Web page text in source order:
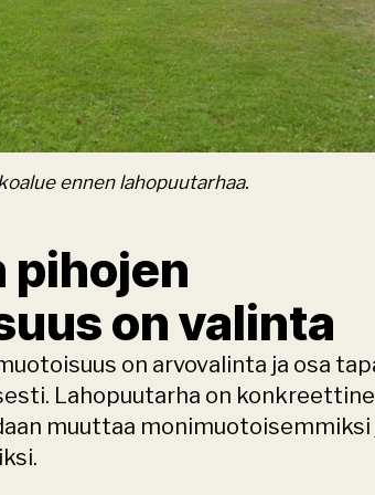
ennen lahopuutarhaa.
pihojen
on valinta
on arvovalinta ja osa
Lahopuutarha on
muuttaa monimuotoisemmiksi